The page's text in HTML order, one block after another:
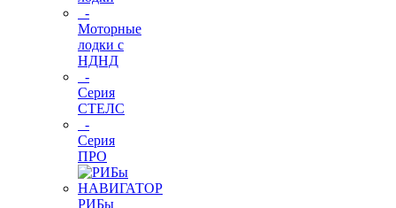
-
Моторные
лодки с
НДНД
-
Серия
СТЕЛС
-
Серия
ПРО
РИБы